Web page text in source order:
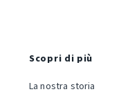
Scopri di più
La nostra storia